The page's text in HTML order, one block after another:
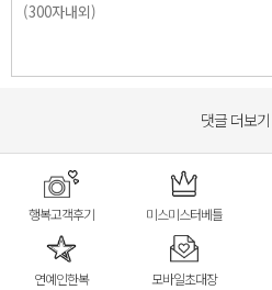
댓글 더보기
행복고객후기 미스미스터베틀
연예인한복 모바일초대장